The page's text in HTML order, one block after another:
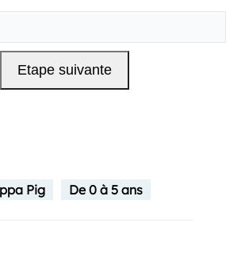
Pig De 0 à 5 ans